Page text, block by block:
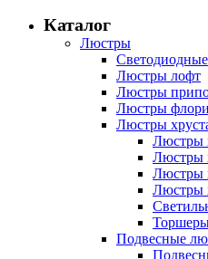
Каталог
Люстры
Люстры лофт
Люстры
Люстры
Люстры
Люстры
Люстры
Люстры
Люстры
Подвесные